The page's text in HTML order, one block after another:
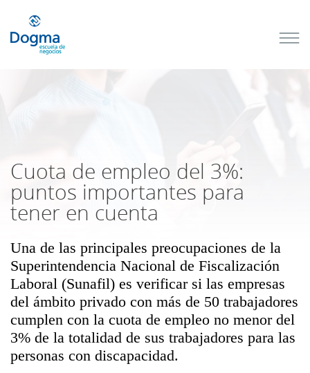
Cuota de empleo del 3%:
puntos importantes para
tener en cuenta
Una de las principales preocupaciones de la
Superintendencia Nacional de Fiscalización
Laboral (Sunafil) es verificar si las empresas
del ámbito privado con más de 50 trabajadores
cumplen con la cuota de empleo no menor del
3% de la totalidad de sus trabajadores para las
personas con discapacidad.
próximos